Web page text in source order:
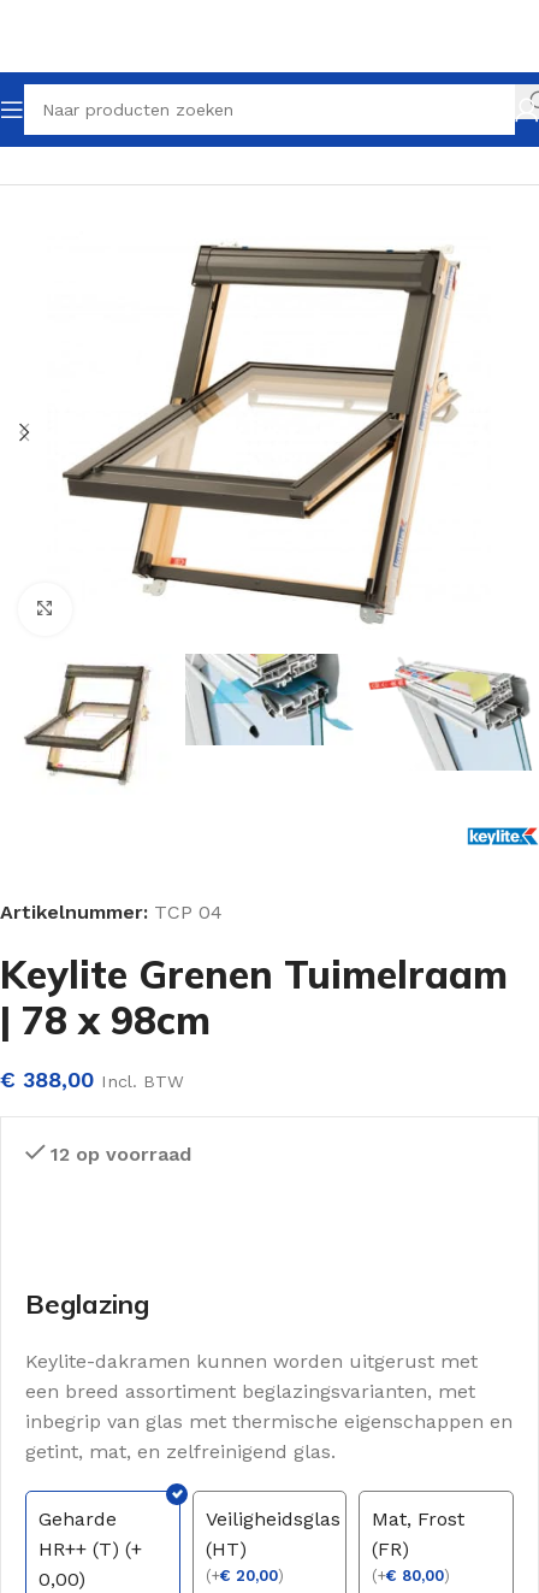
Home Dakramen Tuimelramen Grenen tuimelramen
Artikelnummer: TCP 04
Keylite Grenen Tuimelraam
| 78 x 98cm
€ 388,00 Incl. BTW
12 op voorraad
Beglazing
Keylite-dakramen kunnen worden uitgerust met
een breed assortiment beglazingsvarianten, met
inbegrip van glas met thermische eigenschappen en
getint, mat, en zelfreinigend glas.
Geharde
HR++ (T) (+
0,00)
Veiligheidsglas
(HT)
(+€ 20,00)
Mat, Frost
(FR)
(+€ 80,00)